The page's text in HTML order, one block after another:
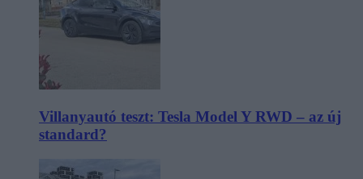
Villanyautó teszt: Tesla Model Y RWD – az új
standard?